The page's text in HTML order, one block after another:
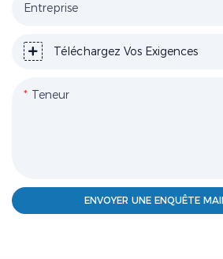
Entreprise
Téléchargez Vos Exigences
Teneur
ENVOYER UNE ENQUÊTE